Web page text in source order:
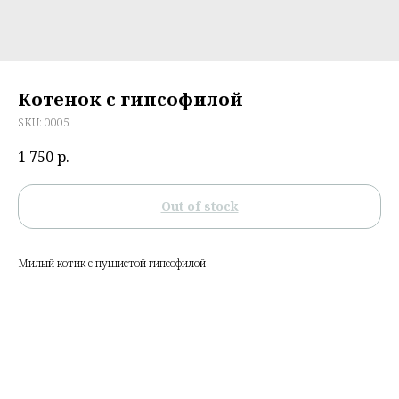
Котенок с гипсофилой
SKU: 0005
1 750р.
Out of stock
Милый котик с пушистой гипсофилой